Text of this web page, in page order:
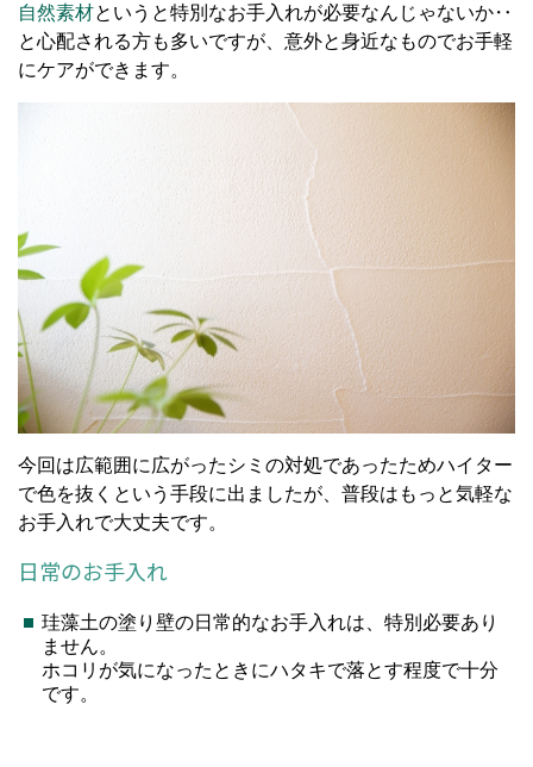
自然素材というと特別なお手入れが必要なんじゃないか‥
と心配される方も多いですが、意外と身近なものでお手軽
にケアができます。
今回は広範囲に広がったシミの対処であったためハイター
で色を抜くという手段に出ましたが、普段はもっと気軽な
お手入れで大丈夫です。
日常のお手入れ
珪藻土の塗り壁の日常的なお手入れは、特別必要あり
ません。
ホコリが気になったときにハタキで落とす程度で十分
です。